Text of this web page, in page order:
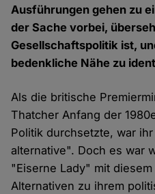
Ausführungen gehen zu
der Sache vorbei,
Gesellschaftspolitik ist,
bedenkliche Nähe zu
Als die britische
Thatcher Anfang der
Politik durchsetzte, war
alternative". Doch es war
"Eiserne Lady" mit
Alternativen zu ihrem